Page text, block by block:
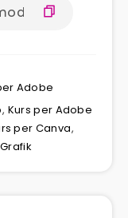
Adobe
, Kurs per Adobe
per Canva,